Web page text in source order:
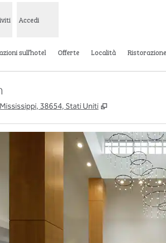
Accedi
sull’hotel Offerte Località Ristorazione
38654, Stati Uniti ,